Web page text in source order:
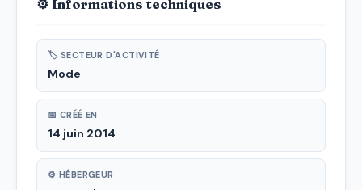
⚙ Informations techniques
🏷 SECTEUR D'ACTIVITÉ
Mode
📅 CRÉÉ EN
14 juin 2014
⚙ HÉBERGEUR